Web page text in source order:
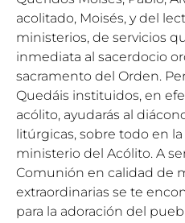
acolitado, Moisés, y del
ministerios, de servicios
inmediata al sacerdocio
sacramento del Orden.
Quedáis instituidos, en
acólito, ayudarás al
litúrgicas, sobre todo en
ministerio del Acólito. A
Comunión en calidad de
extraordinarias se te
para la adoración del